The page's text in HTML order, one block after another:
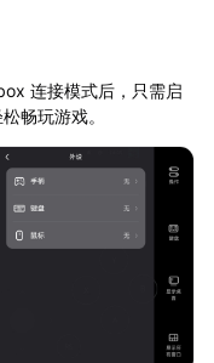
连接模式后，只需启
畅玩游戏。